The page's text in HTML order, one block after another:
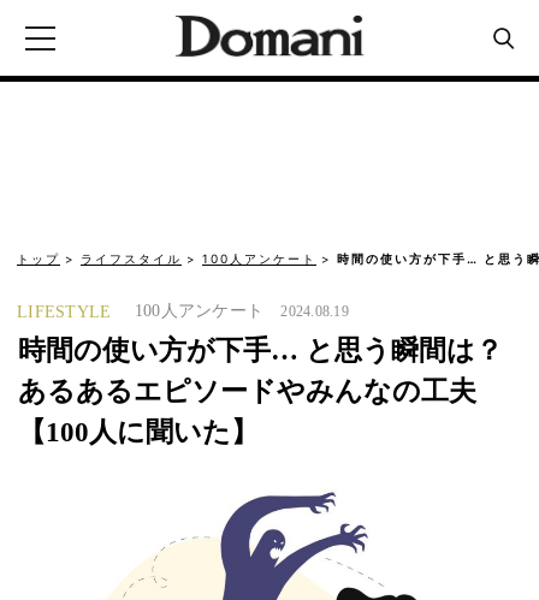
トップ ライフスタイル 100人アンケート 時間の使い方が下手… と思う
LIFESTYLE 100人アンケート 2024.08.19
時間の使い方が下手… と思う瞬間は？
あるあるエピソードやみんなの工夫
【100人に聞いた】